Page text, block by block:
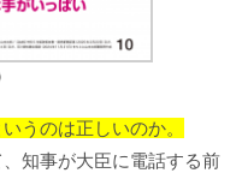
うのは正しいのか。
知事が大臣に電話する前